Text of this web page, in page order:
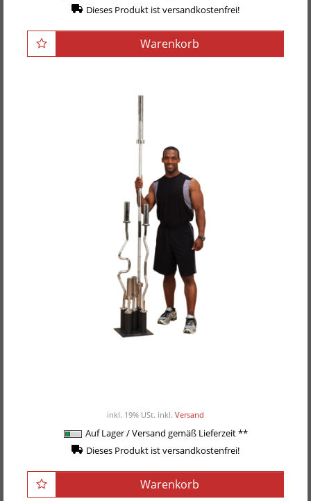
Dieses Produkt ist versandkostenfrei!
Warenkorb
inkl. 19% USt. inkl. Versand
Auf Lager / Versand gemäß Lieferzeit **
Dieses Produkt ist versandkostenfrei!
Warenkorb